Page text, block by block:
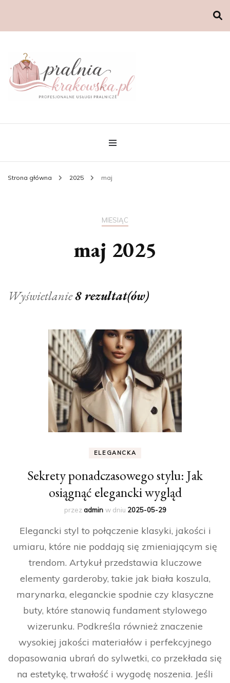
Strona główna 2025 maj
MIESIĄC
maj 2025
Wyświetlanie8 rezultat(ów)
ELEGANCKA
Sekrety ponadczasowego stylu: Jak
osiągnąć elegancki wygląd
przezadmin w dniu 2025-05-29
Elegancki styl to połączenie klasyki, jakości i
umiaru, które nie poddają się zmieniającym się
trendom. Artykuł przedstawia kluczowe
elementy garderoby, takie jak biała koszula,
marynarka, eleganckie spodnie czy klasyczne
buty, które stanowią fundament stylowego
wizerunku. Podkreśla również znaczenie
wysokiej jakości materiałów i perfekcyjnego
dopasowania ubrań do sylwetki, co przekłada się
na estetykę, trwałość i wygodę noszenia. Jeśli